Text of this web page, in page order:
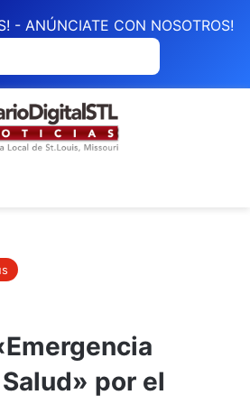
- ANÚNCIATE CON NOSOTROS!
por el